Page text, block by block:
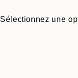
Sélectionnez une